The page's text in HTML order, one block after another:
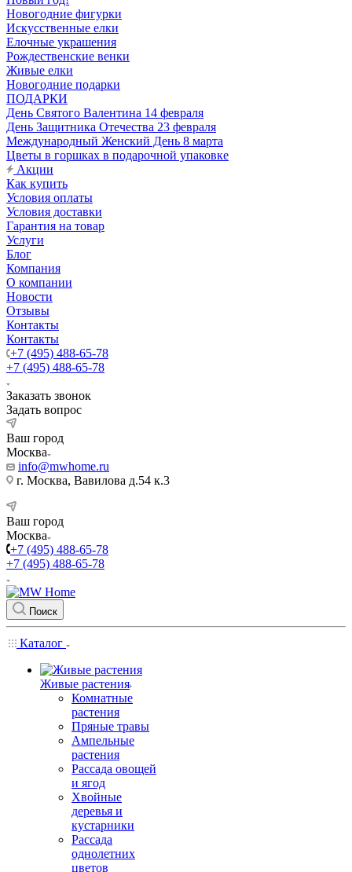
Новогодние фигурки
Искусственные елки
Елочные украшения
Рождественские венки
Живые елки
Новогодние подарки
ПОДАРКИ
День Святого Валентина 14 февраля
День Защитника Отечества 23 февраля
Международный Женский День 8 марта
Цветы в горшках в подарочной упаковке
Акции
Как купить
Условия оплаты
Условия доставки
Гарантия на товар
Услуги
Блог
Компания
О компании
Новости
Отзывы
Контакты
Контакты
+7 (495) 488-65-78
+7 (495) 488-65-78
Заказать звонок
Задать вопрос
Ваш город
Москва
info@mwhome.ru
г. Москва, Вавилова д.54 к.3
Ваш город
Москва
+7 (495) 488-65-78
+7 (495) 488-65-78
Поиск
Каталог
Живые растения
Комнатные
растения
Пряные травы
Ампельные
растения
Рассада овощей
и ягод
Хвойные
деревья и
кустарники
Рассада
однолетних
цветов